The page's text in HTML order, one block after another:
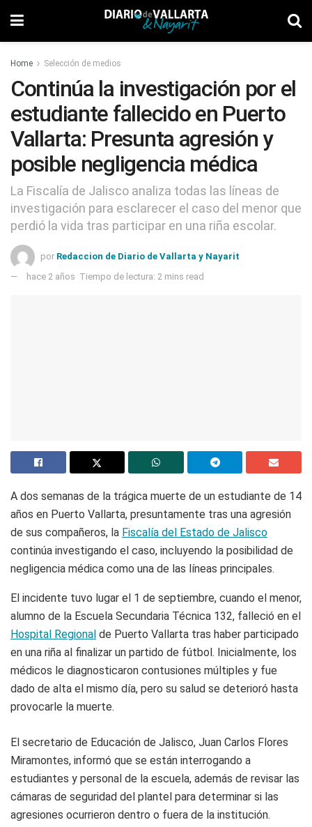
Home Selección de medios
Continúa la investigación por el
estudiante fallecido en Puerto
Vallarta: Presunta agresión y
posible negligencia médica
La Fiscalía de Jalisco analiza todas las líneas de
investigación para esclarecer el caso del menor que
perdió la vida tras participar en una riña escolar.
por Redaccion de Diario de Vallarta y Nayarit
hace 2 años Tiempo de lectura: 2 mins read
A dos semanas de la trágica muerte de un estudiante de 14
años en Puerto Vallarta, presuntamente tras una agresión
de sus compañeros, la Fiscalía del Estado de Jalisco
continúa investigando el caso, incluyendo la posibilidad de
negligencia médica como una de las líneas principales.
El incidente tuvo lugar el 1 de septiembre, cuando el menor,
alumno de la Escuela Secundaria Técnica 132, falleció en el
Hospital Regional de Puerto Vallarta tras haber participado
en una riña al finalizar un partido de fútbol. Inicialmente, los
médicos le diagnosticaron contusiones múltiples y fue
dado de alta el mismo día, pero su salud se deterioró hasta
provocarle la muerte.
El secretario de Educación de Jalisco, Juan Carlos Flores
Miramontes, informó que se están interrogando a
estudiantes y personal de la escuela, además de revisar las
cámaras de seguridad del plantel para determinar si las
agresiones ocurrieron dentro o fuera de la institución.